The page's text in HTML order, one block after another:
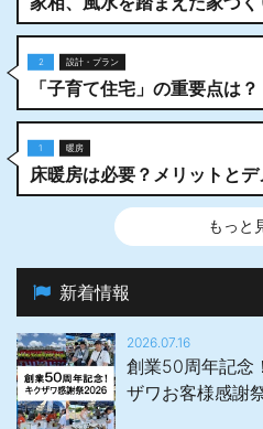
2 設計・プラン
「子育て住宅」の重要点は？
1 暖房
床暖房は必要？メリットとデ
もっと
新着情報
2026.07.16
創業50周年記念
ザワお客様感謝